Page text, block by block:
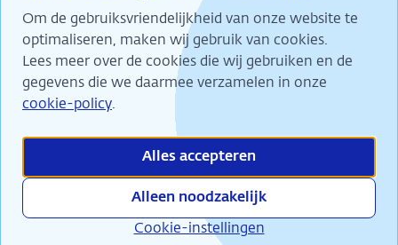
Om de gebruiksvriendelijkheid van onze website te
optimaliseren, maken wij gebruik van cookies.
Lees meer over de cookies die wij gebruiken en de
gegevens die we daarmee verzamelen in onze
cookie-policy.
Alles accepteren
Alleen noodzakelijk
Cookie-instellingen
Wij maken ons sterk voor financiële stabiliteit en
dragen daarmee bij aan duurzame welvaart in